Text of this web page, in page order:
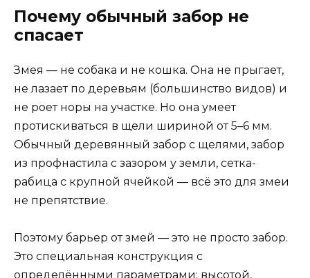
Почему обычный забор не
спасает
Змея — не собака и не кошка. Она не прыгает,
не лазает по деревьям (большинство видов) и
не роет норы на участке. Но она умеет
протискиваться в щели шириной от 5–6 мм.
Обычный деревянный забор с щелями, забор
из профнастила с зазором у земли, сетка-
рабица с крупной ячейкой — всё это для змеи
не препятствие.
Поэтому барьер от змей — это не просто забор.
Это специальная конструкция с
определёнными параметрами: высотой,